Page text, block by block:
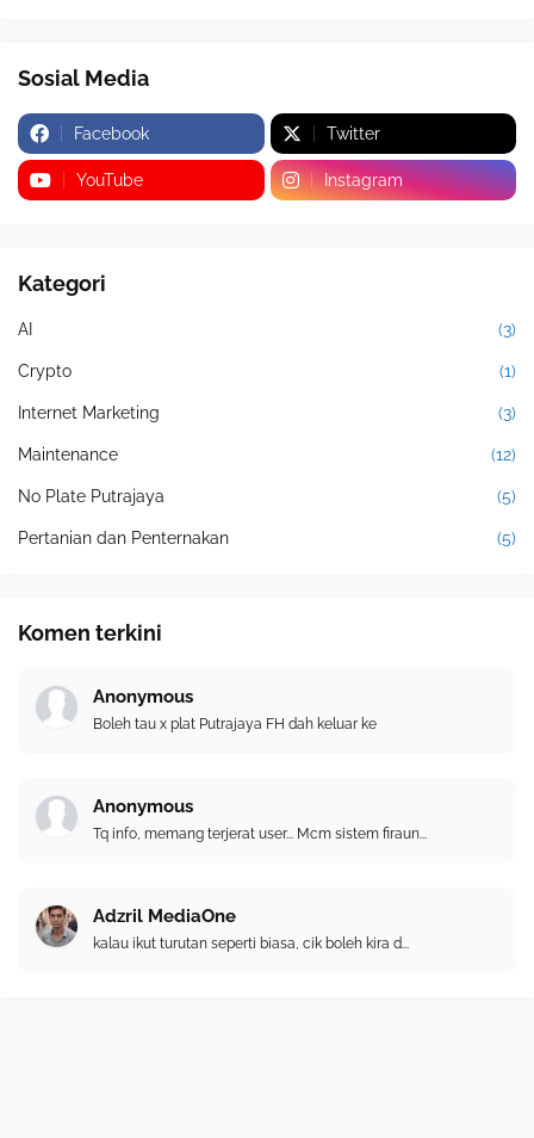
Sosial Media
Facebook Twitter
YouTube Instagram
Kategori
AI (3)
Crypto (1)
Internet Marketing (3)
Maintenance (12)
No Plate Putrajaya (5)
Pertanian dan Penternakan (5)
Komen terkini
Anonymous
Boleh tau x plat Putrajaya FH dah keluar ke
Anonymous
Tq info, memang terjerat user... Mcm sistem firaun...
Adzril MediaOne
kalau ikut turutan seperti biasa, cik boleh kira d...